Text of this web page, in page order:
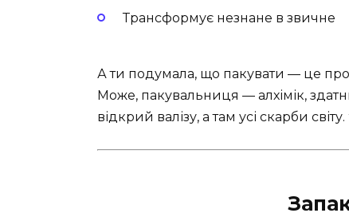
Трансформує незнане в звичне
А ти подумала, що пакувати — це
Може, пакувальниця — алхімік,
відкрий валізу, а там усі скарби світу.